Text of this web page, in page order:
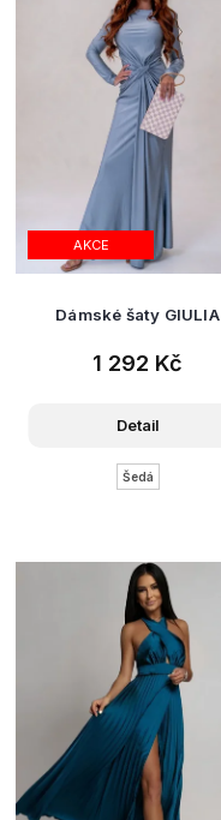
AKCE
Dámské šaty GIULIA
1 292 Kč
Detail
Šedá